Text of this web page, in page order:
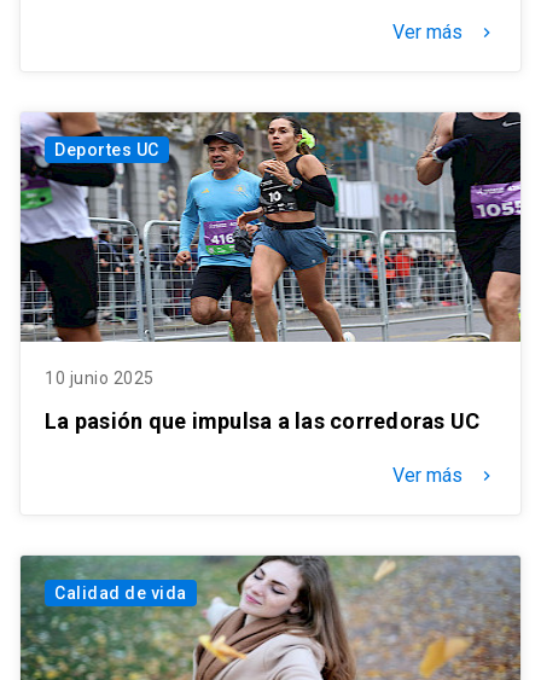
Ver más keyboard_arrow_right
Deportes UC
10 junio 2025
La pasión que impulsa a las corredoras UC
Ver más keyboard_arrow_right
Calidad de vida